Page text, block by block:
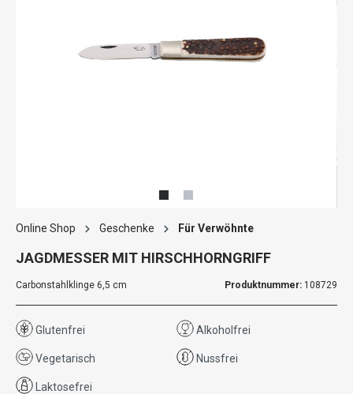
Online Shop Geschenke Für Verwöhnte
JAGDMESSER MIT HIRSCHHORNGRIFF
Carbonstahlklinge 6,5 cm Produktnummer: 108729
Glutenfrei Alkoholfrei
Vegetarisch Nussfrei
Laktosefrei